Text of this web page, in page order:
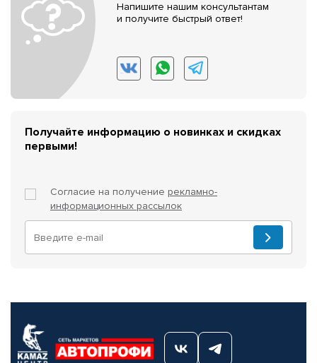
Напишите нашим консультантам
и получите быстрый ответ!
Получайте информацию о новинках и скидках
первыми!
Согласие на получение рекламно-
информационных рассылок